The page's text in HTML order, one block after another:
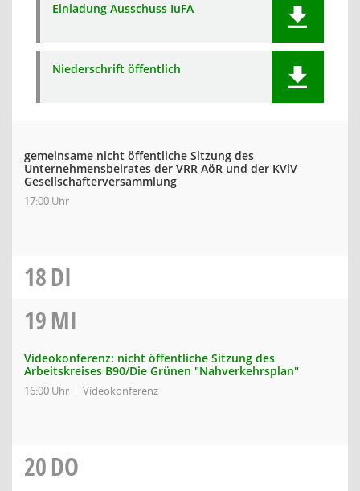
Einladung Ausschuss IuFA
Niederschrift öffentlich
gemeinsame nicht öffentliche Sitzung des
Unternehmensbeirates der VRR AöR und der KViV
Gesellschafterversammlung
17:00 Uhr
18DI
19MI
Videokonferenz: nicht öffentliche Sitzung des
Arbeitskreises B90/Die Grünen "Nahverkehrsplan"
16:00 Uhr Videokonferenz
20DO